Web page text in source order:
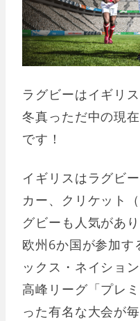
ラグビーはイギリ
冬真っただ中の現
です！
イギリスはラグビ
カー、クリケット
グビーも人気があり
欧州6か国が参加す
ックス・ネイショ
高峰リーグ「プレ
った有名な大会が